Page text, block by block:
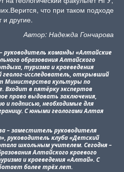
что при таком подходе
другие.
Автор: Надежда Гончарова
руководитель команды «Алтайские
образования Алтайского
туризма и краеведения
исследователь, открывший
Министерства культуры по
Входит в пятёрку экспертов
право выдавать заключения,
и подписью, необходимые для
С юными геологами Алтая
– заместитель руководителя
руководитель клуба «Детский
школьным учителем. Сегодня –
Алтайского краевого
и краеведения «Алтай». С
более трёх лет.